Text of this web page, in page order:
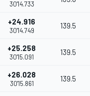
30'14.733
+24.916
30'14.749
139.5
+25.258
30'15.091
139.5
+26.028
30'15.861
139.5